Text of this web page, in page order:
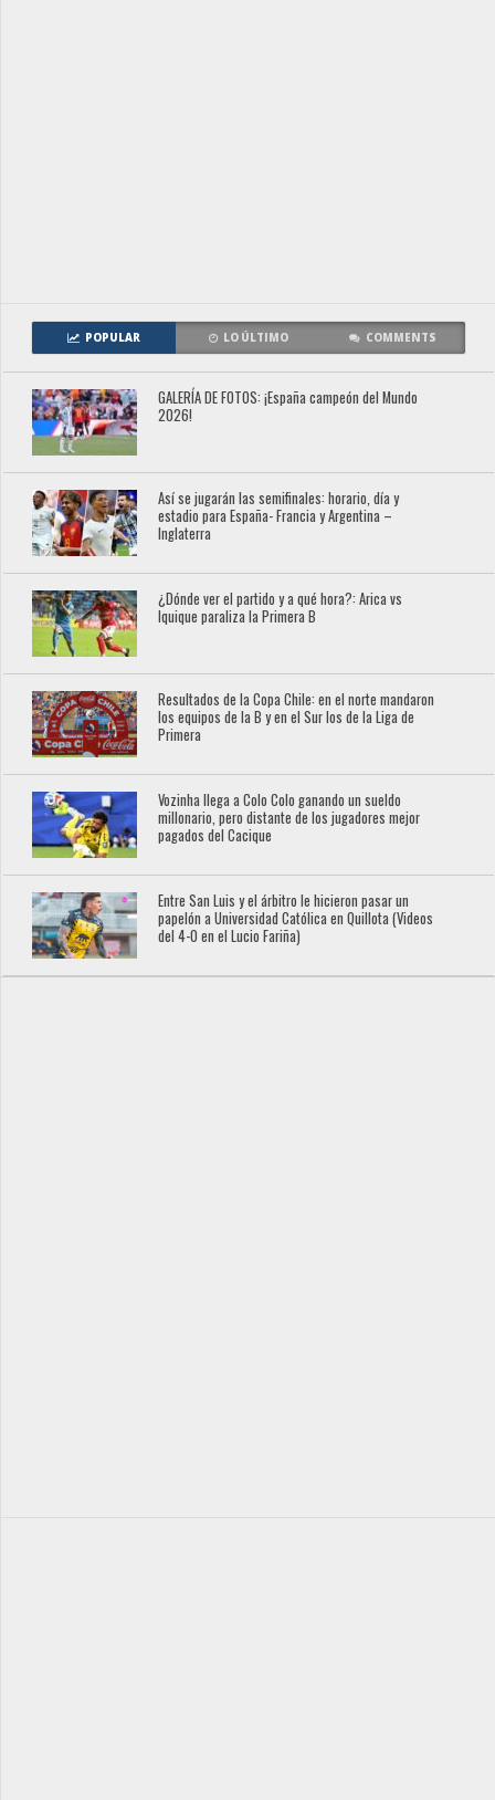
POPULAR LO ÚLTIMO COMMENTS
GALERÍA DE FOTOS: ¡España campeón del Mundo
2026!
Así se jugarán las semifinales: horario, día y
estadio para España- Francia y Argentina –
Inglaterra
¿Dónde ver el partido y a qué hora?: Arica vs
Iquique paraliza la Primera B
Resultados de la Copa Chile: en el norte mandaron
los equipos de la B y en el Sur los de la Liga de
Primera
Vozinha llega a Colo Colo ganando un sueldo
millonario, pero distante de los jugadores mejor
pagados del Cacique
Entre San Luis y el árbitro le hicieron pasar un
papelón a Universidad Católica en Quillota (Videos
del 4-0 en el Lucio Fariña)